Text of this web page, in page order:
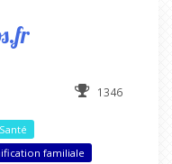
1346
Santé
familiale